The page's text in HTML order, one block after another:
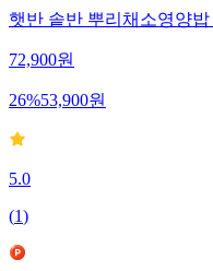
햇반 솥반 뿌리채소영양밥
72,900원
26%53,900원
5.0
(1)